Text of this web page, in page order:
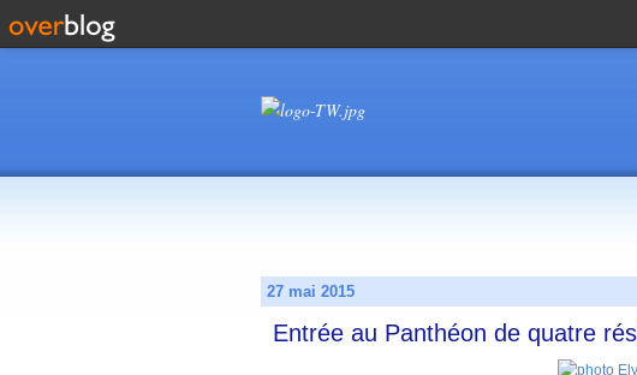
27 mai 2015
Entrée au Panthéon de quatre